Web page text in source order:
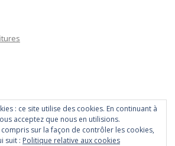
: ce site utilise des cookies. En continuant à
acceptez que nous en utilisions.
sur la façon de contrôler les cookies,
suit : Politique relative aux cookies